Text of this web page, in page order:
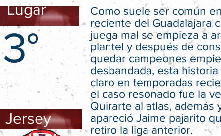
3°
Lugar
Jersey
Como suele ser común
reciente del Guadalajara
juega mal se empieza a
plantel y después de
quedar campeones
desbandada, esta historia
claro en temporadas
el caso resonado fue la
Quirarte al atlas, además
apareció Jaime pajarito
retiro la liga anterior.